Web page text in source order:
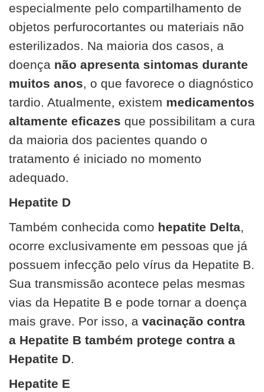
especialmente pelo compartilhamento de
objetos perfurocortantes ou materiais não
esterilizados. Na maioria dos casos, a
doença não apresenta sintomas durante
muitos anos, o que favorece o diagnóstico
tardio. Atualmente, existem medicamentos
altamente eficazes que possibilitam a cura
da maioria dos pacientes quando o
tratamento é iniciado no momento
adequado.
Hepatite D
Também conhecida como hepatite Delta,
ocorre exclusivamente em pessoas que já
possuem infecção pelo vírus da Hepatite B.
Sua transmissão acontece pelas mesmas
vias da Hepatite B e pode tornar a doença
mais grave. Por isso, a vacinação contra
a Hepatite B também protege contra a
Hepatite D.
Hepatite E